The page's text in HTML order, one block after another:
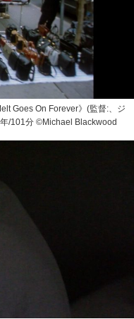
Goes On Forever》(監督:、ジ
/101分 ©Michael Blackwood